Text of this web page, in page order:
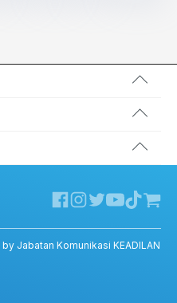
Jabatan Komunikasi KEADILAN